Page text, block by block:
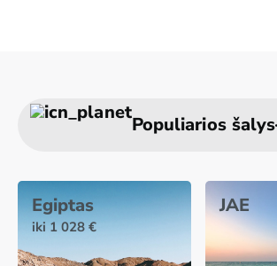
Populiarios šalys
Egiptas
iki 1 028 €
JAE